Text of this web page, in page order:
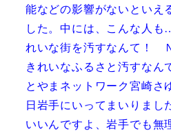
能などの影響がないといえ
した。中には、こんな人
れいな街を汚すなんて！
きれいなふるさと汚すなん
とやまネットワーク宮崎さ
日岩手にいってまいりまし
いいんですよ、岩手でも無